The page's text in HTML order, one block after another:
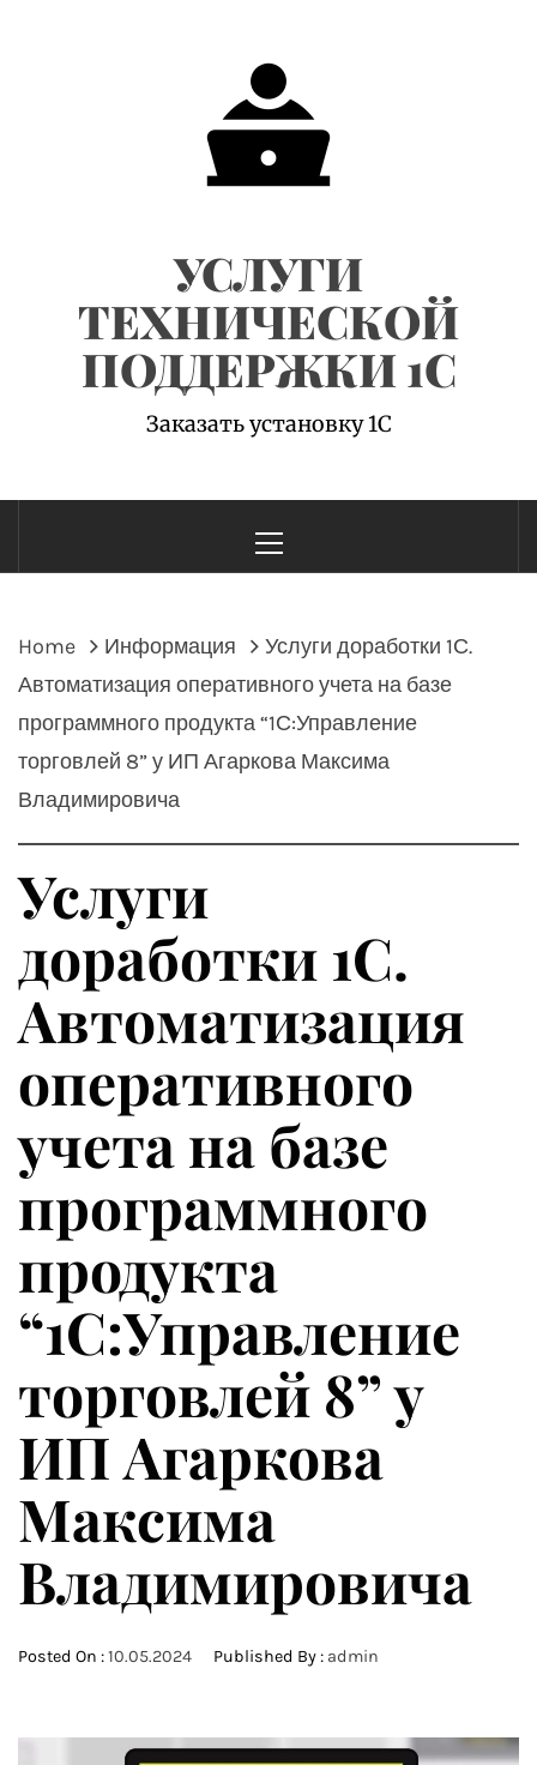
УСЛУГИ
ТЕХНИЧЕСКОЙ
ПОДДЕРЖКИ 1С
Заказать установку 1С
Menu
Home Информация
Услуги доработки 1С.
Автоматизация оперативного учета на базе
программного продукта “1С:Управление
торговлей 8” у ИП Агаркова Максима
Владимировича
Услуги
доработки 1С.
Автоматизация
оперативного
учета на базе
программного
продукта
“1С:Управление
торговлей 8” у
ИП Агаркова
Максима
Владимировича
Posted On :10.05.2024 Published By : admin